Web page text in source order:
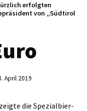
erfolgten
von „Südtirol
April 2019
die Spezialbier-